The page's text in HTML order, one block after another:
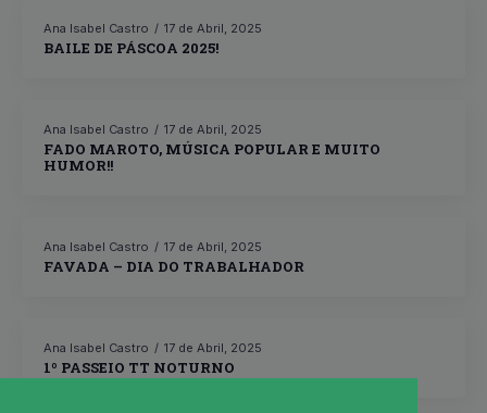
BAILE DE PÁSCOA 2025!
Ana Isabel Castro 17 de Abril, 2025
FADO MAROTO, MÚSICA POPULAR E MUITO
HUMOR!!
Ana Isabel Castro 17 de Abril, 2025
FAVADA – DIA DO TRABALHADOR
Ana Isabel Castro 17 de Abril, 2025
1º PASSEIO TT NOTURNO
Ana Isabel Castro 17 de Abril, 2025